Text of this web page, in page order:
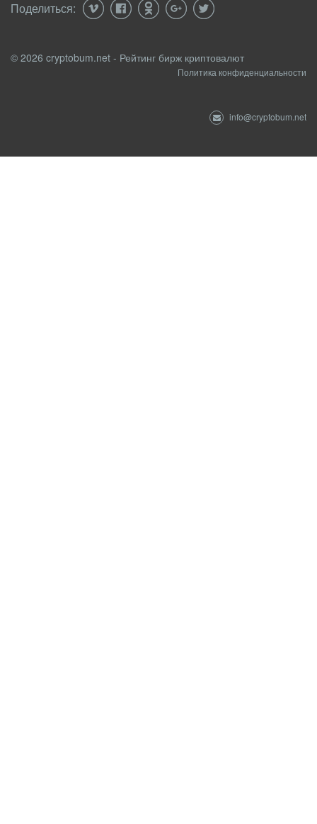
Поделиться:
© 2026 cryptobum.net - Рейтинг бирж криптовалют
Политика конфиденциальности
info@cryptobum.net